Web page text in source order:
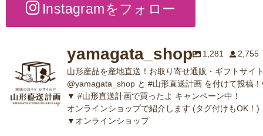
Instagramをフォロー
yamagata_shop 1,281
2,755
山形産品を産地直送！お取り寄せ通販・ギフトサイ
@yamagata_shop と #山形直送計画 を付けて投稿
▼ #山形直送計画で買ったよ キャンペーン中！
オンラインショップで紹介します (タグ付けもOK！)
▼オンラインショップ